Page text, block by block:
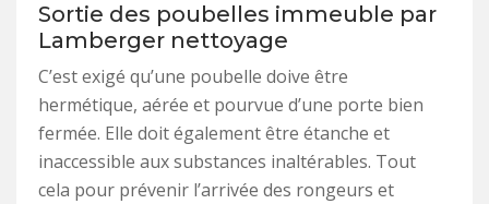
Sortie des poubelles immeuble par
Lamberger nettoyage
C’est exigé qu’une poubelle doive être
hermétique, aérée et pourvue d’une porte bien
fermée. Elle doit également être étanche et
inaccessible aux substances inaltérables. Tout
cela pour prévenir l’arrivée des rongeurs et